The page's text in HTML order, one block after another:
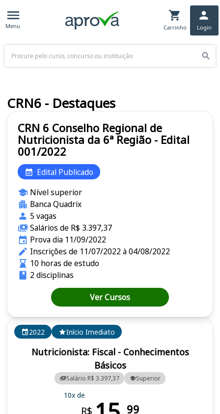
Menu Carrinho Login
Buscar
2022 Início Imediato
Nutricionista: Fiscal - Conhecimentos
Básicos
Salário R$ 3.397,37 Superior
10x de
R$ 99
CRN 6 Conselho Regional de
Nutricionista da 6ª Região - Edital
001/2022
Edital Publicado
Nível superior
Banca Quadrix
5 vagas
Salários de R$ 3.397,37
Prova dia 11/09/2022
Inscrições de 11/07/2022 à 04/08/2022
10 horas de estudo
2 disciplinas
Ver Cursos
CRN6 - Destaques